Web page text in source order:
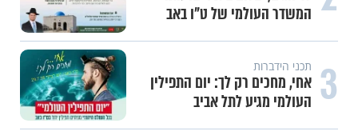
המשדר העולמי של ט"ו באב
3 תכני הידברות
אחי, מחכים רק לך: יום התפילין
העולמי מגיע לתל אביב